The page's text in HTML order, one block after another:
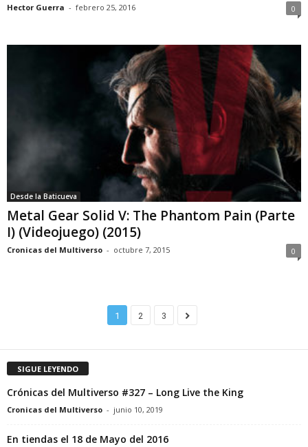
Hector Guerra - febrero 25, 2016 0
Desde la Baticueva
Metal Gear Solid V: The Phantom Pain (Parte
I) (Videojuego) (2015)
Cronicas del Multiverso - octubre 7, 2015 0
1 2 3
SIGUE LEYENDO
Crónicas del Multiverso #327 – Long Live the King
Cronicas del Multiverso - junio 10, 2019
En tiendas el 18 de Mayo del 2016